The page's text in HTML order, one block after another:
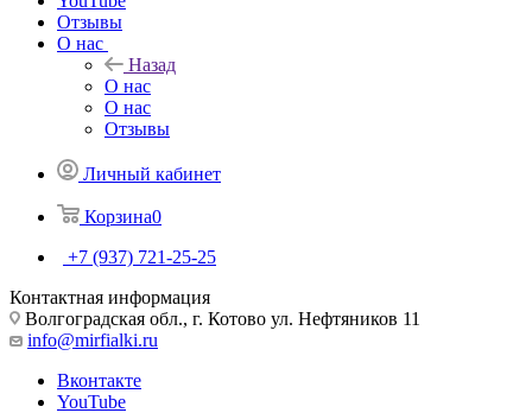
Отзывы
О нас
Назад
О нас
О нас
Отзывы
Личный кабинет
Корзина0
+7 (937) 721-25-25
Контактная информация
Волгоградская обл., г. Котово ул. Нефтяников 11
info@mirfialki.ru
Вконтакте
YouTube